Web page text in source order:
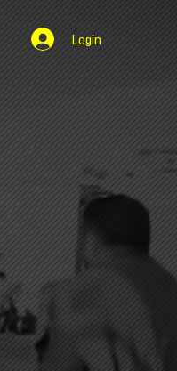
Login